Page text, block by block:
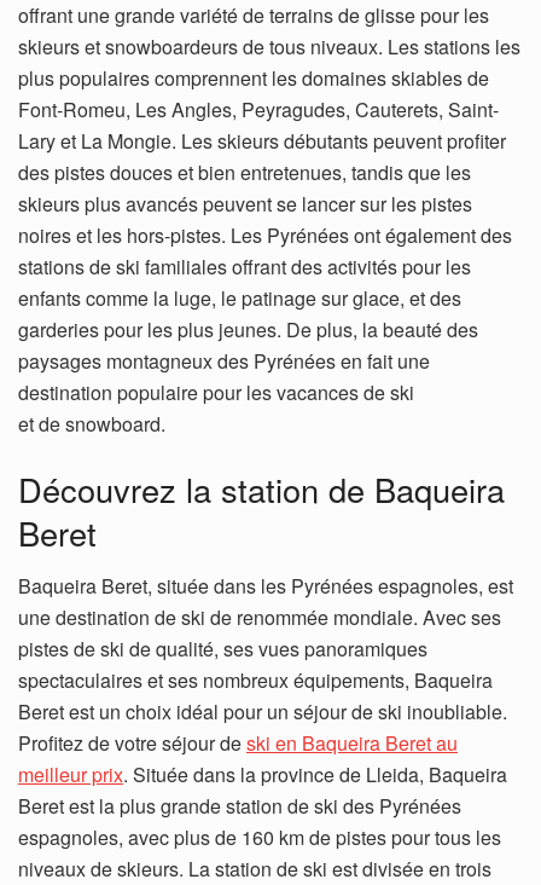
offrant une grande variété de terrains de glisse pour les
skieurs et snowboardeurs de tous niveaux. Les stations les
plus populaires comprennent les domaines skiables de
Font-Romeu, Les Angles, Peyragudes, Cauterets, Saint-
Lary et La Mongie. Les skieurs débutants peuvent profiter
des pistes douces et bien entretenues, tandis que les
skieurs plus avancés peuvent se lancer sur les pistes
noires et les hors-pistes. Les Pyrénées ont également des
stations de ski familiales offrant des activités pour les
enfants comme la luge, le patinage sur glace, et des
garderies pour les plus jeunes. De plus, la beauté des
paysages montagneux des Pyrénées en fait une
destination populaire pour les vacances de ski
et de snowboard.
Découvrez la station de Baqueira
Beret
Baqueira Beret, située dans les Pyrénées espagnoles, est
une destination de ski de renommée mondiale. Avec ses
pistes de ski de qualité, ses vues panoramiques
spectaculaires et ses nombreux équipements, Baqueira
Beret est un choix idéal pour un séjour de ski inoubliable.
Profitez de votre séjour deski en Baqueira Beret au
meilleur prix. Située dans la province de Lleida, Baqueira
Beret est la plus grande station de ski des Pyrénées
espagnoles, avec plus de 160 km de pistes pour tous les
niveaux de skieurs. La station de ski est divisée en trois